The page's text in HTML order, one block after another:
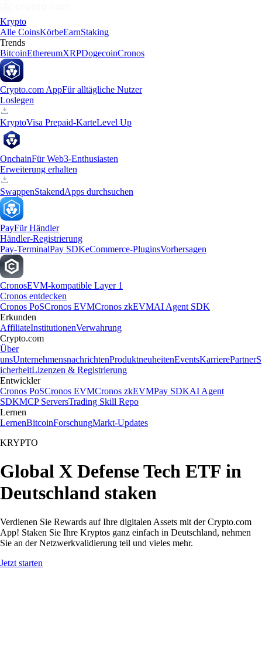
Krypto
Alle CoinsKörbeEarnStaking
Trends
BitcoinEthereumXRPDogecoinCronos
Crypto.com AppFür alltägliche Nutzer
Loslegen
KryptoVisa Prepaid-KarteLevel Up
OnchainFür Web3-Enthusiasten
Erweiterung erhalten
SwappenStakendApps durchsuchen
PayFür Händler
Händler-Registrierung
Pay-TerminalPay SDKeCommerce-PluginsVorhersagen
CronosEVM-kompatible Layer 1
Cronos entdecken
Cronos PoSCronos EVMCronos zkEVMAI Agent SDK
Erkunden
AffiliateInstitutionenVerwahrung
Crypto.com
Über
unsUnternehmensnachrichtenProduktneuheitenEventsKarrierePartnerS
icherheitLizenzen & Registrierung
Entwickler
Cronos PoSCronos EVMCronos zkEVMPay SDKAI Agent
SDKMCP ServersTrading Skill Repo
Lernen
LernenBitcoinForschungMarkt-Updates
KRYPTO
Global X Defense Tech ETF in
Deutschland staken
Verdienen Sie Rewards auf Ihre digitalen Assets mit der Crypto.com
App! Staken Sie Ihre Kryptos ganz einfach in Deutschland, nehmen
Sie an der Netzwerkvalidierung teil und vieles mehr.
Jetzt starten